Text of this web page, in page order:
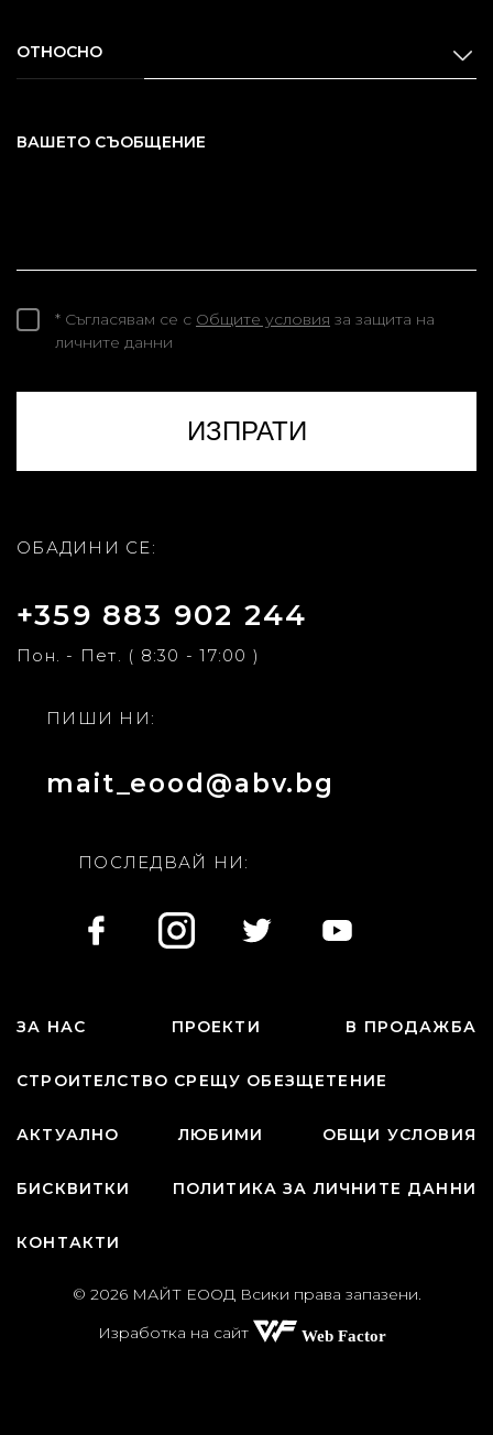
ОТНОСНО
ВАШЕТО СЪОБЩЕНИЕ
* Съгласявам се с Общите условия за защита на
личните данни
ОБАДИНИ СЕ:
+359 883 902 244
Пон. - Пет. ( 8:30 - 17:00 )
ПИШИ НИ:
mait_eood@abv.bg
ПОСЛЕДВАЙ НИ:
ЗА НАС ПРОЕКТИ В ПРОДАЖБА
СТРОИТЕЛСТВО СРЕЩУ ОБЕЗЩЕТЕНИЕ
АКТУАЛНО ЛЮБИМИ ОБЩИ УСЛОВИЯ
БИСКВИТКИ ПОЛИТИКА ЗА ЛИЧНИТЕ ДАННИ
КОНТАКТИ
© 2026 МАЙТ ЕООД Всики права запазени.
Изработка на сайт